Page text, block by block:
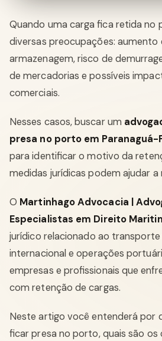
Quando uma carga fica retida no
diversas preocupações: aumento
armazenagem, risco de
de mercadorias e possíveis
comerciais.
Nesses casos, buscar um
presa no porto em Paranaguá-
para identificar o motivo da
medidas jurídicas podem ajudar a
O Martinhago Advocacia |
Especialistas em Direito
jurídico relacionado ao
internacional e operações
empresas e profissionais que
com retenção de cargas.
Neste artigo você entenderá por
ficar presa no porto, quais são os